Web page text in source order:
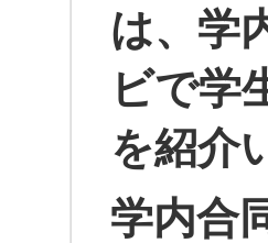
は、学
ビで学
を紹介
学内合